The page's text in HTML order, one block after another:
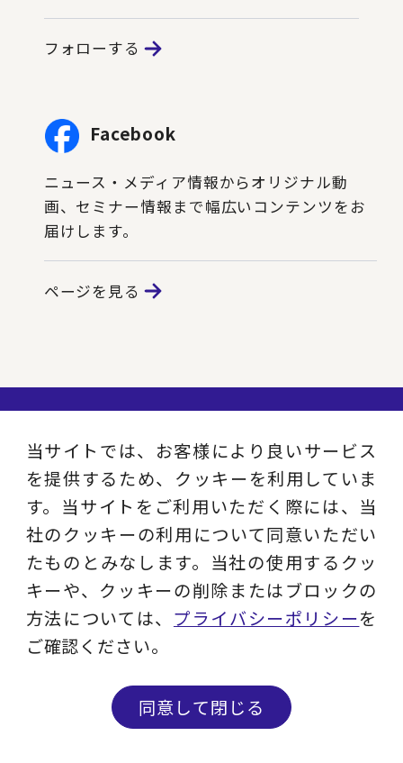
フォローする
Facebook
ニュース・メディア情報からオリジナル動
画、セミナー情報まで幅広いコンテンツをお
届けします。
ページを見る
企業情報
お知らせ
連載／寄稿／書籍
当サイトでは、お客様により良いサービス
を提供するため、クッキーを利用していま
す。当サイトをご利用いただく際には、当
社のクッキーの利用について同意いただい
たものとみなします。当社の使用するクッ
キーや、クッキーの削除またはブロックの
方法については、 プライバシーポリシーを
ご確認ください。
同意して閉じる